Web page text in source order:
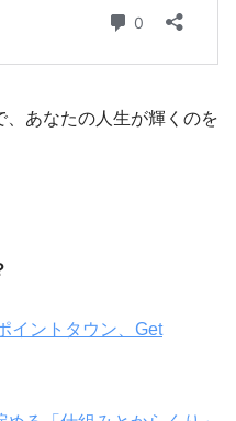
あなたの人生が輝くのを
イントタウン、Get